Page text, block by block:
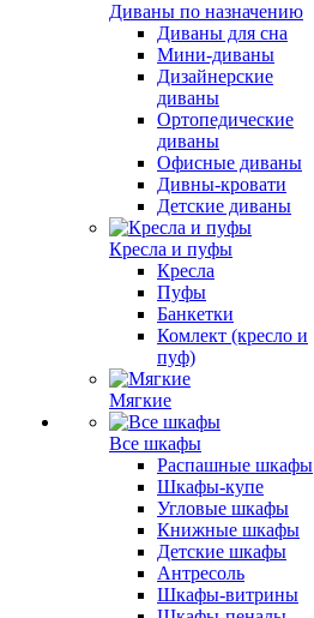
Диваны по назначению
Диваны для сна
Мини-диваны
Дизайнерские
диваны
Ортопедические
диваны
Офисные диваны
Дивны-кровати
Детские диваны
Кресла и пуфы
Кресла
Пуфы
Банкетки
Комлект (кресло и
пуф)
Мягкие
Все шкафы
Распашные шкафы
Шкафы-купе
Угловые шкафы
Книжные шкафы
Детские шкафы
Антресоль
Шкафы-витрины